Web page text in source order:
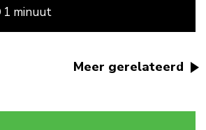
1 minuut
Meer gerelateerd